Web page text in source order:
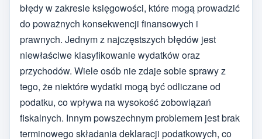
błędy w zakresie księgowości, które mogą prowadzić
do poważnych konsekwencji finansowych i
prawnych. Jednym z najczęstszych błędów jest
niewłaściwe klasyfikowanie wydatków oraz
przychodów. Wiele osób nie zdaje sobie sprawy z
tego, że niektóre wydatki mogą być odliczane od
podatku, co wpływa na wysokość zobowiązań
fiskalnych. Innym powszechnym problemem jest brak
terminowego składania deklaracji podatkowych, co